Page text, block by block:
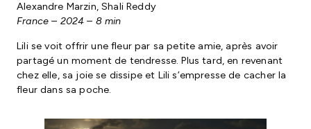
Alexandre Marzin, Shali Reddy
France – 2024 – 8 min
Lili se voit offrir une fleur par sa petite amie, après avoir
partagé un moment de tendresse. Plus tard, en revenant
chez elle, sa joie se dissipe et Lili s’empresse de cacher la
fleur dans sa poche.